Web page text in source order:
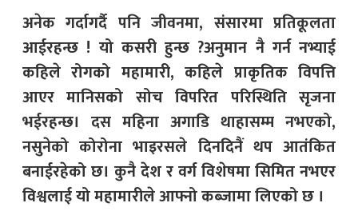
अनेक गर्दागर्दै पनि जीवनमा, संसारमा प्रतिकूलता
आईरहन्छ ! यो कसरी हुन्छ ?अनुमान नै गर्न नभ्याई
कहिले रोगको महामारी, कहिले प्राकृतिक विपत्ति
आएर मानिसको सोच विपरित परिस्थिति सृजना
भईरहन्छ। दस महिना अगाडि थाहासम्म नभएको,
नसुनेको कोरोना भाइरसले दिनदिनैं थप आतंकित
बनाईरहेको छ। कुनै देश र वर्ग विशेषमा सिमित नभएर
विश्वलाई यो महामारीले आफ्नो कब्जामा लिएको छ ।